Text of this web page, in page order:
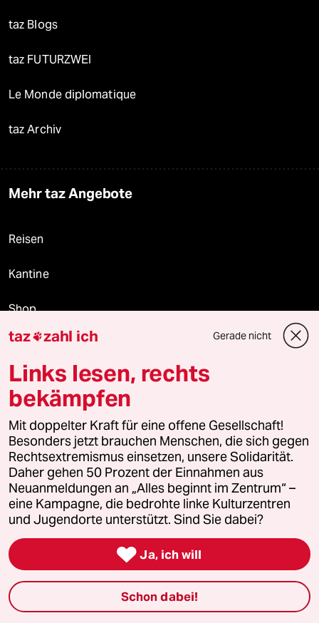
taz Blogs
taz FUTURZWEI
Le Monde diplomatique
taz Archiv
Mehr taz Angebote
Reisen
Kantine
Shop
Anzeigen
Fragen & Hilfe
Feedback
Aboservice
ePaper Login
Downloads für Abonnierende
taz zahl ich Gerade nicht
Links lesen, rechts
bekämpfen
Mit doppelter Kraft für eine offene Gesellschaft!
Besonders jetzt brauchen Menschen, die sich gegen
Rechtsextremismus einsetzen, unsere Solidarität.
Daher gehen 50 Prozent der Einnahmen aus
Neuanmeldungen an „Alles beginnt im Zentrum“ –
eine Kampagne, die bedrohte linke Kulturzentren
und Jugendorte unterstützt. Sind Sie dabei?
 Ja, ich will
Schon dabei!